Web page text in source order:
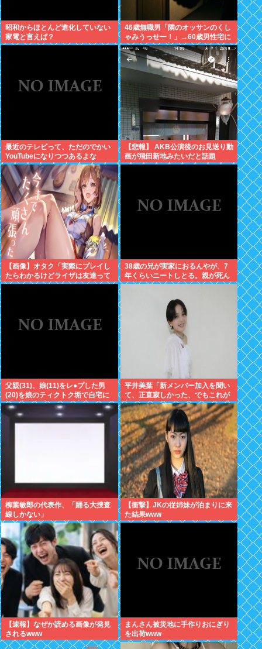
昭和からほとんど進化していない
家電と言えば？
46歳無職男「隣のオッサンのくし
ゃみうっせー！」→60歳男性宅に
侵入し暴行を加えて逮捕
最近のテレビって、ただのでかい
YouTubeになりつつあるよな
【悲報】 AKB公演後のお見送り動
画が飛田新地みたいだと話題
に・・・
【画像】オタク「実際にプレイし
たらわかるけどライザは友達って
感じで性的な目では見れないw」
38歳の兄が実家におるんやが、7
年くらいニートしとる。親が死ん
だ後の処理どうしよう
父親(31)、娘(11)をレ●プした男
(20)を娘のティクトク垢で自宅に
誘い出し自助 2人とも逮捕
平井美葉「新メンバー加入を聞い
て、正直寂しかった、でもこれが
新しいビヨなんだと、寂しさを受
け止めるこ
柳葉敏郎の代表作、「踊る大捜査
線しかない」
【衝撃】JKの従姉妹が泊まりに来
た結果www
【速報】なぜか読める画像が発見
されるwww
まんさん被災地に手作りおにぎり
を出荷www